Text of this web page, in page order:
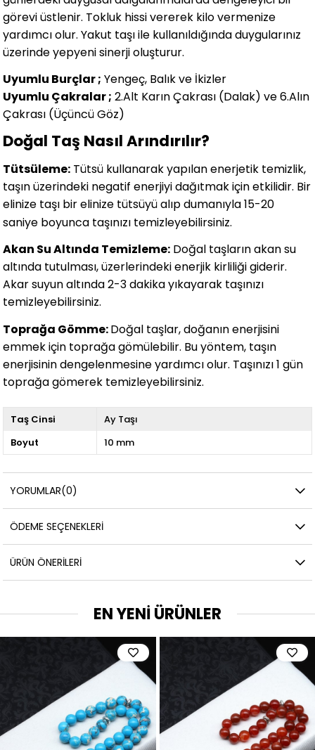
görevi üstlenir. Tokluk hissi vererek kilo vermenize
yardımcı olur. Yakut taşı ile kullanıldığında duygularınız
üzerinde yepyeni sinerji oluşturur.
Uyumlu Burçlar ; Yengeç, Balık ve İkizler
Uyumlu Çakralar ; 2.Alt Karın Çakrası (Dalak) ve 6.Alın
Çakrası (Üçüncü Göz)
Doğal Taş Nasıl Arındırılır?
Tütsüleme: Tütsü kullanarak yapılan enerjetik temizlik,
taşın üzerindeki negatif enerjiyi dağıtmak için etkilidir. Bir
elinize taşı bir elinize tütsüyü alıp dumanıyla 15-20
saniye boyunca taşınızı temizleyebilirsiniz.
Akan Su Altında Temizleme: Doğal taşların akan su
altında tutulması, üzerlerindeki enerjik kirliliği giderir.
Akar suyun altında 2-3 dakika yıkayarak taşınızı
temizleyebilirsiniz.
Toprağa Gömme:Doğal taşlar, doğanın enerjisini
emmek için toprağa gömülebilir. Bu yöntem, taşın
enerjisinin dengelenmesine yardımcı olur. Taşınızı 1 gün
toprağa gömerek temizleyebilirsiniz.
Taş Cinsi
Ay Taşı
Boyut
10 mm
YORUMLAR(0)
ÖDEME SEÇENEKLERI
ÜRÜN ÖNERILERI
EN YENİ ÜRÜNLER